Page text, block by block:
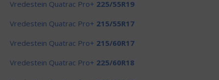
Vredestein Quatrac Pro+ 225/55R19
Vredestein Quatrac Pro+ 215/55R17
Vredestein Quatrac Pro+ 215/60R17
Vredestein Quatrac Pro+ 225/60R18